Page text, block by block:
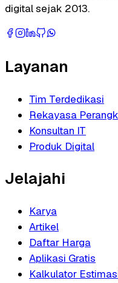
digital sejak 2013.
Layanan
Tim Terdedikasi
Rekayasa
Konsultan IT
Produk Digital
Jelajahi
Karya
Artikel
Daftar Harga
Aplikasi Gratis
Kalkulator